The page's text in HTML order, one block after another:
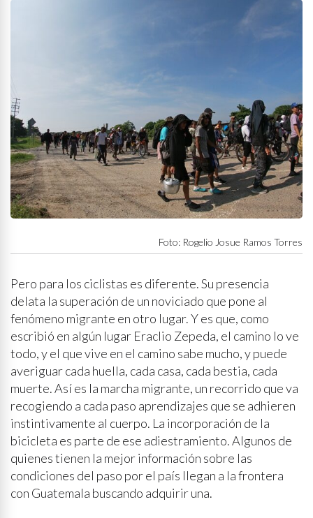
Foto: Rogelio Josue Ramos Torres
Pero para los ciclistas es diferente. Su presencia
delata la superación de un noviciado que pone al
fenómeno migrante en otro lugar. Y es que, como
escribió en algún lugar Eraclio Zepeda, el camino lo ve
todo, y el que vive en el camino sabe mucho, y puede
averiguar cada huella, cada casa, cada bestia, cada
muerte. Así es la marcha migrante, un recorrido que va
recogiendo a cada paso aprendizajes que se adhieren
instintivamente al cuerpo. La incorporación de la
bicicleta es parte de ese adiestramiento. Algunos de
quienes tienen la mejor información sobre las
condiciones del paso por el país llegan a la frontera
con Guatemala buscando adquirir una.